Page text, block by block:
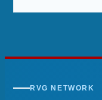
RVG NETWORK